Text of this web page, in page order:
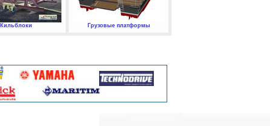
Кильблоки Грузовые платформы